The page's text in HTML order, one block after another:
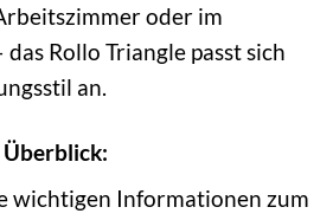
oder im
Rollo Triangle passt sich
an.
wichtigen Informationen zum